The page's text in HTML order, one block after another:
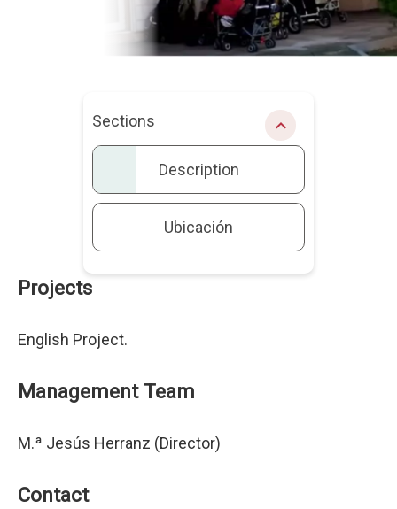
Sections chevron_right
Description
Ubicación
Description
Projects
English Project.
Management Team
M.ª Jesús Herranz (Director)
Contact